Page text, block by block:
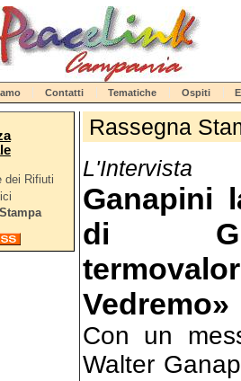
Contatti Tematiche Ospiti
dei Rifiuti
Rassegna
L'Intervista
Ganapini
di
Vedremo»
Con un
Walter